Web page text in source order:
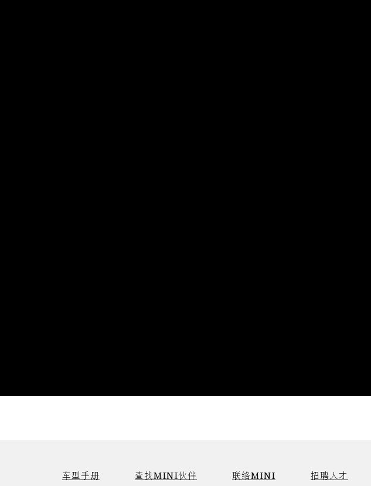
车型手册 查找MINI伙伴 联络MINI 招聘人才